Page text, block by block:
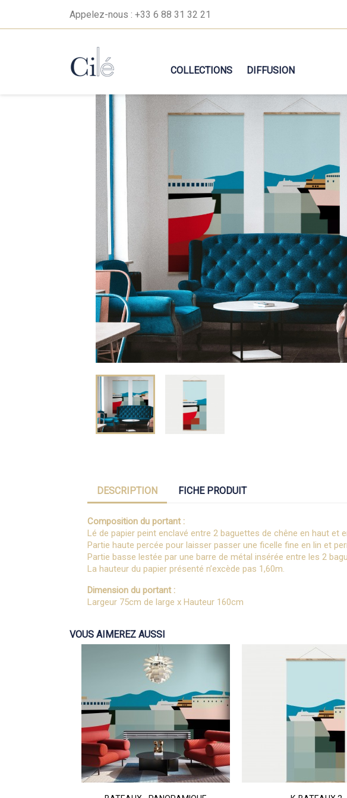
Appelez-nous : +33 6 88 31 32 21
COLLECTIONS DIFFUSION
DESCRIPTION FICHE PRODUIT
Composition du portant :
Lé de papier peint enclavé entre 2 baguettes de chêne en haut et
Partie haute percée pour laisser passer une ficelle fine en lin et
Partie basse lestée par une barre de métal insérée entre les 2
La hauteur du papier présenté n’excède pas 1,60m.
Dimension du portant :
Largeur 75cm de large x Hauteur 160cm
VOUS AIMEREZ AUSSI